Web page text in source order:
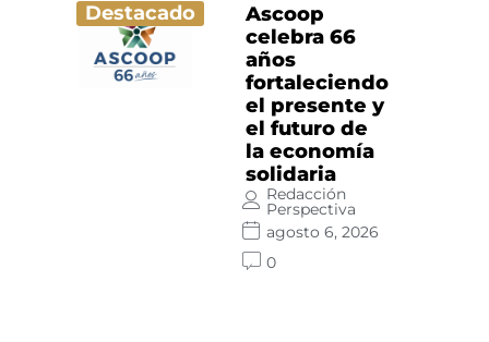
Destacado
Ascoop
celebra 66
años
fortaleciendo
el presente y
el futuro de
la economía
solidaria
Redacción
Perspectiva
agosto 6, 2026
0